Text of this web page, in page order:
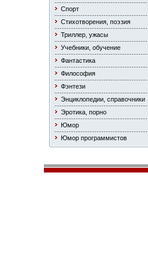
Спорт
Стихотворения, поэзия
Триллер, ужасы
Учебники, обучение
Фантастика
Философия
Фэнтези
Энциклопедии, справочники
Эротика, порно
Юмор
Юмор программистов